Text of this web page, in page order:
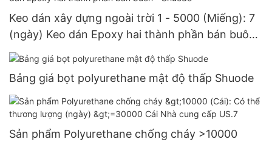
Keo dán xây dựng ngoài trời 1 - 5000 (Miếng): 7
(ngày) Keo dán Epoxy hai thành phần bán buôn
- Shuode
Bảng giá bọt polyurethane mật độ thấp Shuode
Sản phẩm Polyurethane chống cháy >10000